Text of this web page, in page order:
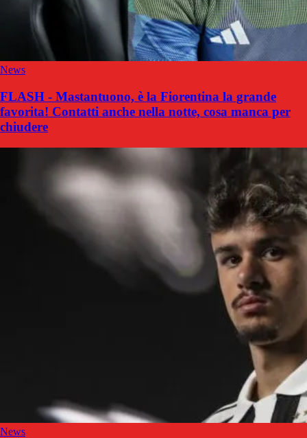
News
FLASH - Mastantuono, è la Fiorentina la grande
favorita! Contatti anche nella notte, cosa manca per
chiudere
News